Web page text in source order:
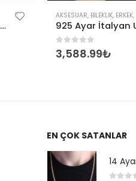
Omar Silver Kadın İtalyan Dörtlü Örgü Gümüş Bileklik
AKSESUAR, BILEKLIK, ERKEK,
0 out of 5
3,588.99₺
EN ÇOK SATANLAR